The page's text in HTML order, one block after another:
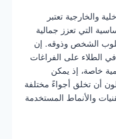
والخارجية تعتبر
التي تعزز جمالية
الشخص وذوقه. إن
في الطلاء على الفراغات
خاصة، إذ يمكن
أن تخلق أجواءً مختلفة
والأنماط المستخدمة